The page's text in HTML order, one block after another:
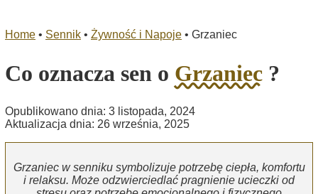
Home • Sennik • Żywność i Napoje • Grzaniec
Co oznacza sen o Grzaniec ?
Opublikowano dnia: 3 listopada, 2024
Aktualizacja dnia: 26 września, 2025
Grzaniec w senniku symbolizuje potrzebę ciepła, komfortu
i relaksu. Może odzwierciedlać pragnienie ucieczki od